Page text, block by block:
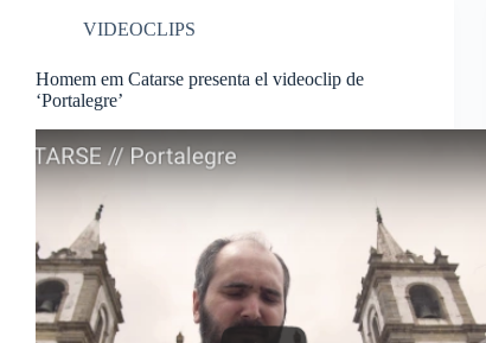
VIDEOCLIPS
Homem em Catarse presenta el videoclip de
‘Portalegre’